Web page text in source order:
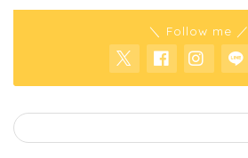
＼ Follow me ／